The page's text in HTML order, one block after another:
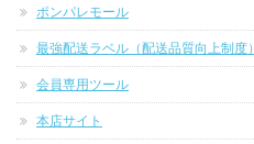
ポンパレモール
最強配送ラベル（配送品質向上制度）
会員専用ツール
本店サイト